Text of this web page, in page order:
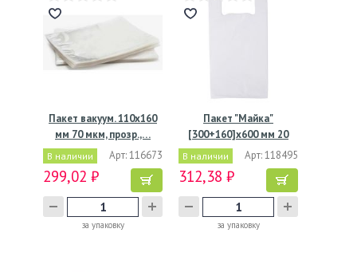
Пакет вакуум. 110х160
мм 70 мкм, прозр.,…
В наличии Арт: 116673
299,02 ₽
за упаковку
Пакет "Майка"
[300+160]х600 мм 20
мкм, бел.,…
В наличии Арт: 118495
312,38 ₽
за упаковку